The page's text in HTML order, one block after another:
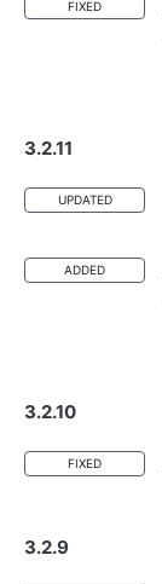
FIXED
3.2.11
UPDATED
ADDED
3.2.10
FIXED
3.2.9